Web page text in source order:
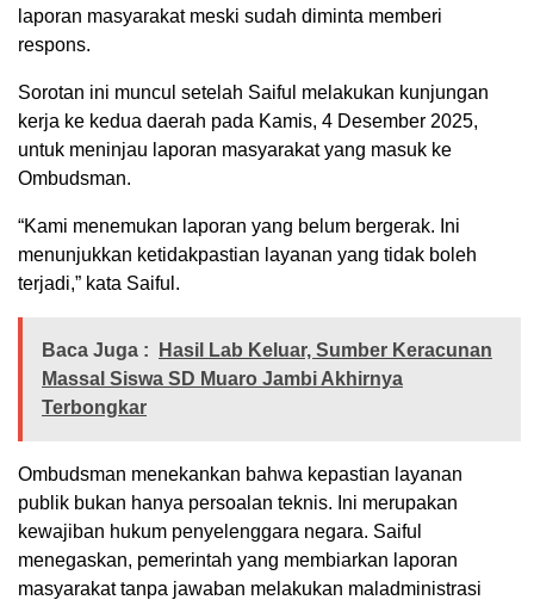
laporan masyarakat meski sudah diminta memberi
respons.
Sorotan ini muncul setelah Saiful melakukan kunjungan
kerja ke kedua daerah pada Kamis, 4 Desember 2025,
untuk meninjau laporan masyarakat yang masuk ke
Ombudsman.
“Kami menemukan laporan yang belum bergerak. Ini
menunjukkan ketidakpastian layanan yang tidak boleh
terjadi,” kata Saiful.
Baca Juga :
Hasil Lab Keluar, Sumber Keracunan
Massal Siswa SD Muaro Jambi Akhirnya
Terbongkar
Ombudsman menekankan bahwa kepastian layanan
publik bukan hanya persoalan teknis. Ini merupakan
kewajiban hukum penyelenggara negara. Saiful
menegaskan, pemerintah yang membiarkan laporan
masyarakat tanpa jawaban melakukan maladministrasi